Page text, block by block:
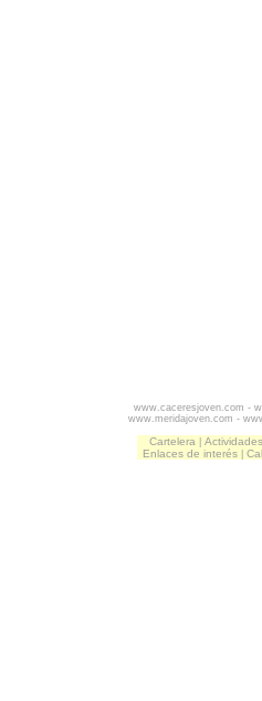
www.caceresjoven.com -
www.meridajoven.com -
Cartelera|
Enlaces de interés|